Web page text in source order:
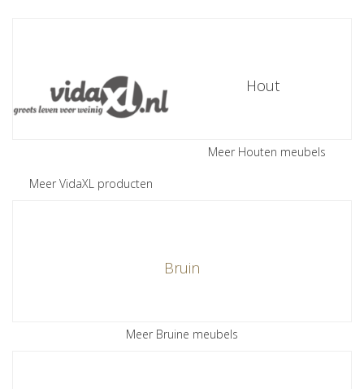
Meer VidaXL producten
Hout
Meer Houten meubels
Bruin
Meer Bruine meubels